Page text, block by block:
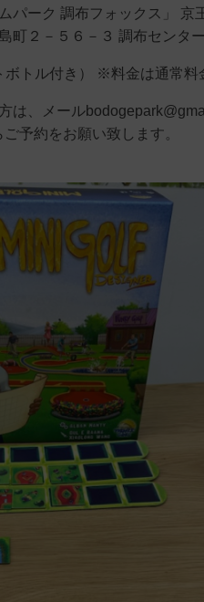
パーク 調布フォックス」 京
町２－５６－３ 調布センタ
ボトル付き） ※料金は通常
は、メール
予約をお願い致します。